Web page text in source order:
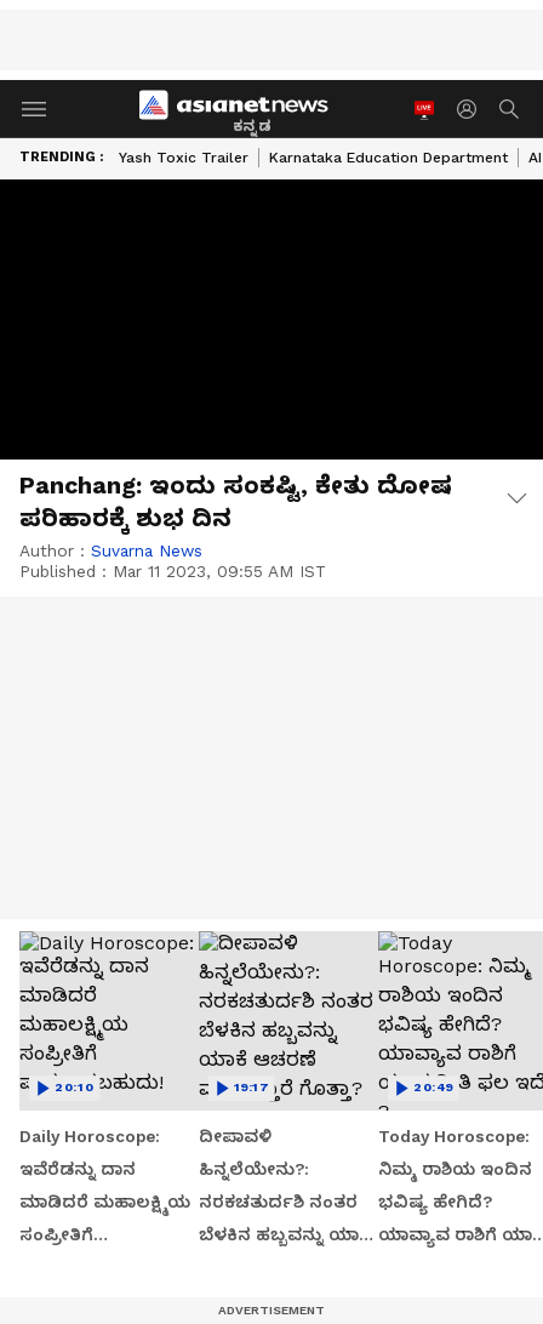
ಕನ್ನಡ
TRENDING : Yash Toxic Trailer Karnataka Education Department
Panchang: ಇಂದು ಸಂಕಷ್ಟಿ, ಕೇತು ದೋಷ
ಪರಿಹಾರಕ್ಕೆ ಶುಭ ದಿನ
Author : Suvarna News
Published : Mar 11 2023, 09:55 AM IST
Daily Horoscope:
ಇವೆರೆಡನ್ನು ದಾನ
ಮಾಡಿದರೆ ಮಹಾಲಕ್ಷ್ಮಿಯ
ಸಂಪ್ರೀತಿಗೆ
20:10
ದೀಪಾವಳಿ
ಹಿನ್ನಲೆಯೇನು?:
ನರಕಚತುರ್ದಶಿ ನಂತರ
ಬೆಳಕಿನ ಹಬ್ಬವನ್ನು ಯಾಕೆ
19:17
Today Horoscope:
ನಿಮ್ಮ ರಾಶಿಯ ಇಂದಿನ
ಭವಿಷ್ಯ ಹೇಗಿದೆ?
ಯಾವ್ಯಾವ ರಾಶಿಗೆ
20:49